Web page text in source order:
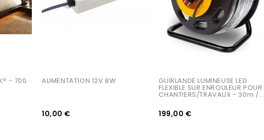
- 700 ALIMENTATION 12V 8W
10,00 €
GUIRLANDE LUMINEUSE LED
FLEXIBLE SUR ENROULEUR POUR
CHANTIERS/TRAVAUX - 30m /...
199,00 €